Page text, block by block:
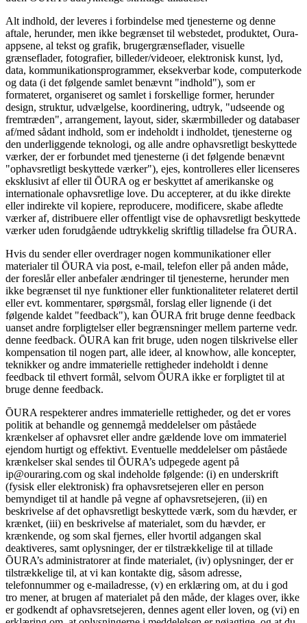
Alt indhold, der leveres i forbindelse med tjenesterne og denne
aftale, herunder, men ikke begrænset til webstedet, produktet, Oura-
appsene, al tekst og grafik, brugergrænseflader, visuelle
grænseflader, fotografier, billeder/videoer, elektronisk kunst, lyd,
data, kommunikationsprogrammer, eksekverbar kode, computerkode
og data (i det følgende samlet benævnt "indhold"), som er
formateret, organiseret og samlet i forskellige former, herunder
design, struktur, udvælgelse, koordinering, udtryk, "udseende og
fremtræden", arrangement, layout, sider, skærmbilleder og databaser
af/med sådant indhold, som er indeholdt i indholdet, tjenesterne og
den underliggende teknologi, og alle andre ophavsretligt beskyttede
værker, der er forbundet med tjenesterne (i det følgende benævnt
"ophavsretligt beskyttede værker"), ejes, kontrolleres eller licenseres
eksklusivt af eller til ŌURA og er beskyttet af amerikanske og
internationale ophavsretlige love. Du accepterer, at du ikke direkte
eller indirekte vil kopiere, reproducere, modificere, skabe afledte
værker af, distribuere eller offentligt vise de ophavsretligt beskyttede
værker uden forudgående udtrykkelig skriftlig tilladelse fra ŌURA.
Hvis du sender eller overdrager nogen kommunikationer eller
materialer til ŌURA via post, e-mail, telefon eller på anden måde,
der foreslår eller anbefaler ændringer til tjenesterne, herunder men
ikke begrænset til nye funktioner eller funktionaliteter relateret dertil
eller evt. kommentarer, spørgsmål, forslag eller lignende (i det
følgende kaldet "feedback"), kan ŌURA frit bruge denne feedback
uanset andre forpligtelser eller begrænsninger mellem parterne vedr.
denne feedback. ŌURA kan frit bruge, uden nogen tilskrivelse eller
kompensation til nogen part, alle ideer, al knowhow, alle koncepter,
teknikker og andre immaterielle rettigheder indeholdt i denne
feedback til ethvert formål, selvom ŌURA ikke er forpligtet til at
bruge denne feedback.
ŌURA respekterer andres immaterielle rettigheder, og det er vores
politik at behandle og gennemgå meddelelser om påståede
krænkelser af ophavsret eller andre gældende love om immateriel
ejendom hurtigt og effektivt. Eventuelle meddelelser om påståede
krænkelser skal sendes til ŌURA’s udpegede agent på
ip@ouraring.com og skal indeholde følgende: (i) en underskrift
(fysisk eller elektronisk) fra ophavsretsejeren eller en person
bemyndiget til at handle på vegne af ophavsretsejeren, (ii) en
beskrivelse af det ophavsretligt beskyttede værk, som du hævder, er
krænket, (iii) en beskrivelse af materialet, som du hævder, er
krænkende, og som skal fjernes, eller hvortil adgangen skal
deaktiveres, samt oplysninger, der er tilstrækkelige til at tillade
ŌURA’s administratorer at finde materialet, (iv) oplysninger, der er
tilstrækkelige til, at vi kan kontakte dig, såsom adresse,
telefonnummer og e-mailadresse, (v) en erklæring om, at du i god
tro mener, at brugen af materialet på den måde, der klages over, ikke
er godkendt af ophavsretsejeren, dennes agent eller loven, og (vi) en